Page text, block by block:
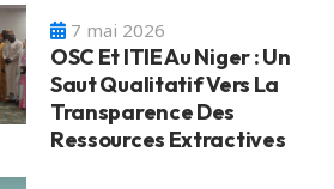
7 mai 2026
OSC Et ITIE Au Niger : Un
Saut Qualitatif Vers La
Transparence Des
Ressources Extractives